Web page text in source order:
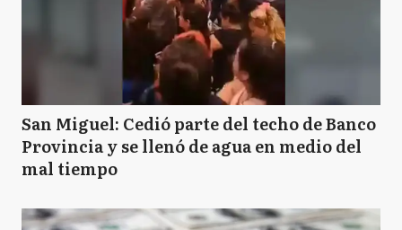
San Miguel: Cedió parte del techo de Banco
Provincia y se llenó de agua en medio del
mal tiempo